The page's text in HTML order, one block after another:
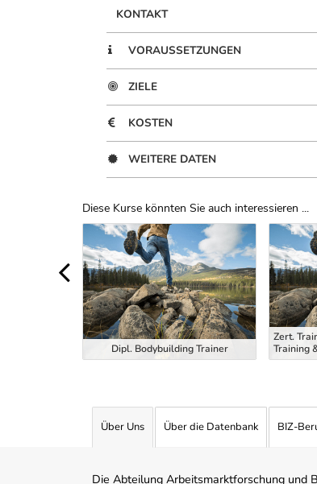
KONTAKT
VORAUSSETZUNGEN
ZIELE
KOSTEN
WEITERE DATEN
Diese Kurse könnten Sie auch interessieren ...
Uber Weiterbildungsvorschläge
Dipl. Bodybuilding Trainer
Zert.
Training
Über Uns Über die Datenbank BIZ-
Die Abteilung Arbeitsmarktforschung und